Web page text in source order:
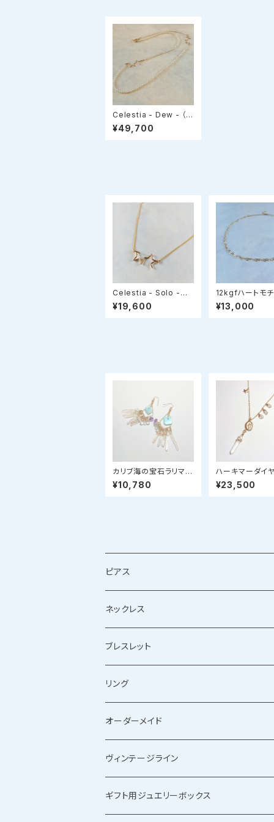
Celestia - Dew - （セ
レスティア・デュー）星モ
チーフ✧ロングパールネ
¥49,700
Celestia - Solo -
（セレスティア・ソロ）星
モチーフ✧スライドアジ
¥19,600
12kgfハートモ
ェーンネックレ
る長さ40-
¥13,000
カリブ海の宝石ラリマー
シリーズ✨氷柱クリスタ
ルとミスティックトパー
¥10,780
ハーキマーダイ
とマリアのメダ
ーネックレス
¥23,500
ピアス
シルバーピアス
ゴールドピアス
ネックレス
シルバーネックレス
ゴールドネックレス
ブレスレット
シルバーブレスレット
ゴールドブレスレット
リング
シルバーリング
ゴールドリング
オーダーメイド
ヴィンテージライン
ギフト用ジュエリーボックス